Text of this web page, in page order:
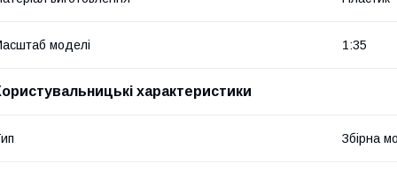
моделі 1:35
характеристики
Збірна